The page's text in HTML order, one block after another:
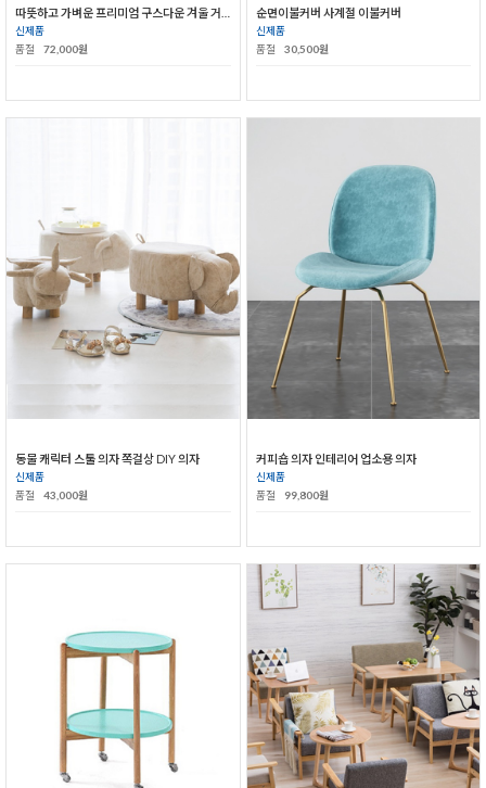
신제품
품절
72,000원
순면이불커버 사계절 이불커버
신제품
품절
30,500원
동물 캐릭터 스툴 의자 쪽걸상 DIY 의자
신제품
품절
43,000원
커피숍 의자 인테리어 업소용 의자
신제품
품절
99,800원